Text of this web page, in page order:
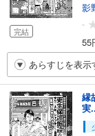
完結
影
-
55
あらすじを表示
縁
実